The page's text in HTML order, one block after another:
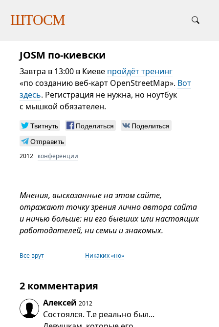
ШТОСМ
JOSM по-киевски
Завтра в 13:00 в Киеве пройдёт тренинг
«по созданию веб-карт OpenStreetMap». Вот
здесь. Регистрация не нужна, но ноутбук
с мышкой обязателен.
Твитнуть Поделиться
Поделиться
Отправить
2012 конференции
Мнения, высказанные на этом сайте,
отражают точку зрения лично автора сайта
и ничью больше: ни его бывших или настоящих
работодателей, ни семьи и знакомых.
Все врут Никаких «но»
2 комментария
Алексей 2012
Состоялся. Т.е реально был...